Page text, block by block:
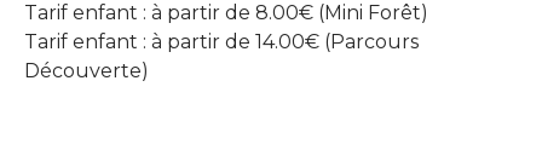
Tarif enfant : à partir de 8.00€ (Mini Forêt)
Tarif enfant : à partir de 14.00€ (Parcours
Découverte)